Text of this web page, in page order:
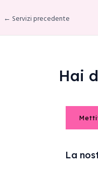
← Servizi precedente
Hai
La